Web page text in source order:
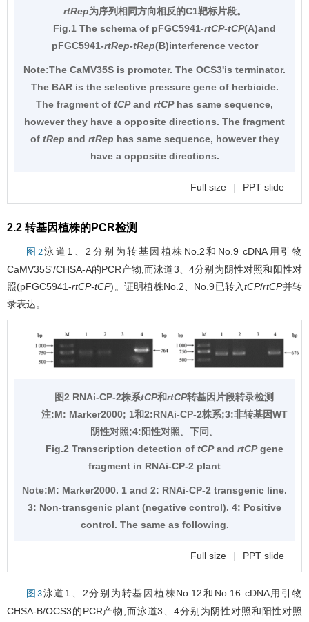
rtRep为序列相同方向相反的C1靶标片段。
Fig.1 The schema of pFGC5941-rtCP-tCP(A)and
pFGC5941-rtRep-tRep(B)interference vector
Note:The CaMV35S is promoter. The OCS3'is terminator.
The BAR is the selective pressure gene of herbicide.
The fragment of tCPand rtCPhas same sequence,
however they have a opposite directions. The fragment
of tRep and rtRep has same sequence, however they
have a opposite directions.
Full size | PPT slide
2.2 转基因植株的PCR检测
图2泳道1、2分别为转基因植株No.2和No.9 cDNA用引物
CaMV35S'/CHSA-A的PCR产物,而泳道3、4分别为阴性对照和阳性对
照(pFGC5941-rtCP-tCP)。证明植株No.2、No.9已转入tCP/rtCP并转
录表达。
图2 RNAi-CP-2株系tCP和rtCP转基因片段转录检测
注:M: Marker2000; 1和2:RNAi-CP-2株系;3:非转基因WT
阴性对照;4:阳性对照。下同。
Fig.2 Transcription detection of tCPand rtCPgene
fragment in RNAi-CP-2 plant
Note:M: Marker2000. 1 and 2: RNAi-CP-2 transgenic line.
3: Non-transgenic plant (negative control). 4: Positive
control. The same as following.
Full size | PPT slide
图3泳道1、2分别为转基因植株No.12和No.16 cDNA用引物
CHSA-B/OCS3的PCR产物,而泳道3、4分别为阴性对照和阳性对照